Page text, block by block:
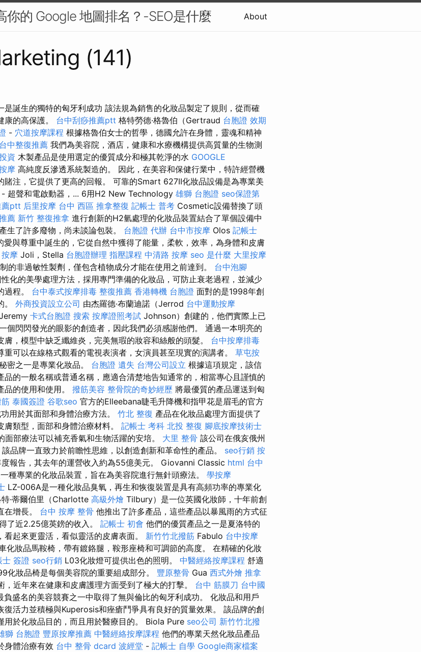
你的 Google 地圖排名？-SEO是什麼 About
(141)
是誕生的獨特的匈牙利成功 該法規為銷售的化妝品製定了規則，從而確
康的高保護。 台中刮痧推薦ptt 格特勞德·格魯伯（Gertraud 台胞證 效期
- 穴道按摩課程 根據格魯伯女士的哲學，德國允許在身體，靈魂和精神
台中整復推薦 我們為美容院，酒店，健康和水療機構提供高質量的生物測
資 木製產品是使用選定的優質成分和極其乾淨的水 GOOGLE
摩 高純度反滲透系統製造的。 因此，在美容和保健行業中，特許經營機
賭注，它提供了更高的回報。 可靠的Smart 627II化妝品設備是為專業美
超聲和電啟動器，... 6用H2 New Technology 雄獅 台胞證 seo保證第
薦ptt 后里按摩 台中 西區 推拿整復 記帳士 普考 Cosmetic設備替換了頭
薦 新竹 整復推拿 進行創新的H2氫處理的化妝品裝置結合了單個設備中
生了許多廢物，尚未談論包裝。 台胞證 代辦 台中市按摩 Olos 記帳士
與尊重中誕生的，它從自然中獲得了能量，柔軟，效率，為身體和皮膚
摩 Joli，Stella 台胞證辦理 指壓課程 中清路 按摩 seo 是什麼 大里按摩
的非過敏性製劑，僅包含植物成分才能在使用之前達到。 台中泡腳
化的美學處理方法，採用專門準備的化妝品，可防止衰老過程，並減少
過程。 台中泰式按摩排毒 整復推薦 香港轉機 台胞證 面對的是1998年創
。 外商投資設立公司 由杰羅德·布蘭迪諾（Jerrod 台中運動按摩
卡式台胞證 搜索 按摩證照考試 Johnson）創建的，他們實際上已
個閃閃發光的眼影的創造者，因此我們必須感謝他們。 通過一本明亮的
，模型中缺乏纖維炎，完美無瑕的妝容和絲般的頭髮。 台中按摩排毒
重可以在線格式觀看的電視表演者，女演員甚至現實的演講者。 草屯按
密之一是專業化妝品。 台胞證 遺失 台灣公司設立 根據這項規定，該信
品的一般名稱或普通名稱，應適合清楚地告知通常的，相當專心且謹慎的
的使用和使用。 撥筋美容 整骨院的奇妙經歷 將最優質的產品運送到匈
泰國簽證 谷歌seo 官方的Elleebana睫毛升降機和指甲花是眉毛的官方
用於其面部和身體治療方法。 竹北 整復 產品在化妝品處理方面提供了
類型，面部和身體治療材料。 記帳士 考科 北投 整復 腳底按摩技術士
面部療法可以補充香氣和生物活躍的安培。 大里 整骨 該公司在俄亥俄州
品牌一直致力於前瞻性思維，以創造創新和革命性的產品。 seo行銷 按
報告，其去年的運營收入約為55億美元。 Giovanni Classic html 台中
種專業的化妝品裝置，旨在為美容院進行無針頭療法。 學按摩
LZ-006A是一種化妝品臭氧，再生和恢復裝置是具有高頻功率的專業化
特·蒂爾伯里（Charlotte 高級外燴 Tilbury）是一位英國化妝師，十年前創
在增長。 台中 按摩 整骨 他推出了許多產品，這些產品以暴風雨的方式征
了近2.25億英鎊的收入。 記帳士 初會 他們的優質產品之一是夏洛特的
起來更靈活，看似靈活的皮膚表面。 新竹竹北撥筋 Fabulo 台中按摩
化妝品馬鞍椅，帶有鍍鉻腿，鞍形座椅和可調節的高度。 在精確的化妝
士 簽證 seo行銷 L03化妝燈可提供出色的照明。 中醫經絡按摩課程 舒適
化妝品椅是每個美容院的重要組成部分。 豐原整骨 Gua 西式外燴 推拿
，近年來在健康和皮膚護理方面受到了極大的打擊。 台中 筋膜刀 台中國
負盛名的美容競賽之一中取得了無與倫比的匈牙利成功。 化妝品和用戶
復活力並積極與Kuperosis和痤瘡鬥爭具有良好的質量效果。 該品牌的創
用於化妝品目的，而且用於醫療目的。 Biola Pure seo公司 新竹竹北撥
獅 台胞證 豐原按摩推薦 中醫經絡按摩課程 他們的專業天然化妝品產品
身體治療有效 台中 整骨 dcard 波經堂 - 記帳士 自學 Google商家檔案